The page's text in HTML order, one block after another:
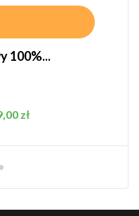
100%...
zł